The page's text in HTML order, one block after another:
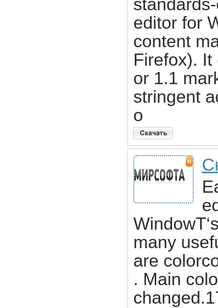
editor for
content
Firefox).
or 1.1
stringent
o
many
are
. Main